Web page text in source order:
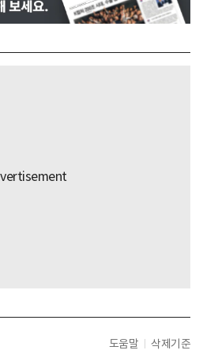
도움말 삭제기준